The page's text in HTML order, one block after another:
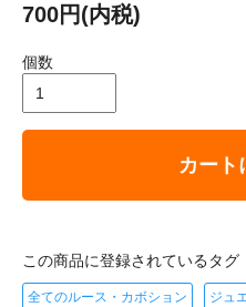
700円(内税)
個数
カート
この商品に登録されているタグ
全てのルース・カボション ジュ